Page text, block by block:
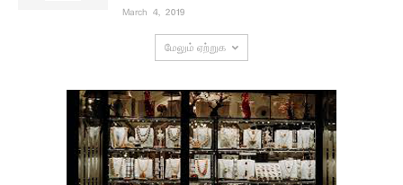
March 4, 2019
மேலும் ஏற்றுக